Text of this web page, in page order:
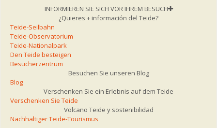
INFORMIEREN SIE SICH VOR IHREM BESUCH
¿Quieres + información del Teide?
Teide-Seilbahn
Teide-Observatorium
Teide-Nationalpark
Den Teide besteigen
Besucherzentrum
Besuchen Sie unseren Blog
Blog
Verschenken Sie ein Erlebnis auf dem Teide
Verschenken Sie Teide
Volcano Teide y sostenibilidad
Nachhaltiger Teide-Tourismus